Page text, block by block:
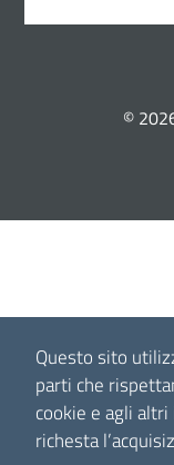
Questo sito
parti che
cookie e agli
richesta
©